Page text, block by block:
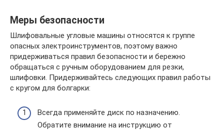
Меры безопасности
Шлифовальные угловые машины относятся к группе
опасных электроинструментов, поэтому важно
придерживаться правил безопасности и бережно
обращаться с ручным оборудованием для резки,
шлифовки. Придерживайтесь следующих правил работы
с кругом для болгарки:
Всегда применяйте диск по назначению.
Обратите внимание на инструкцию от